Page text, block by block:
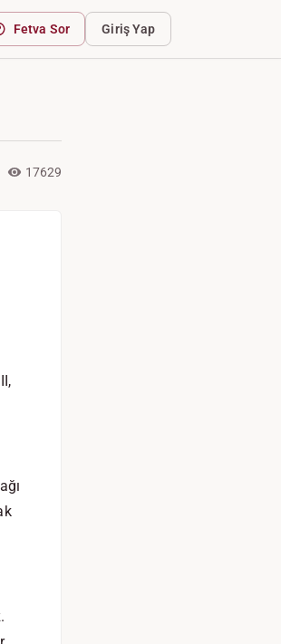
Fetva Sor Giriş Yap
17629